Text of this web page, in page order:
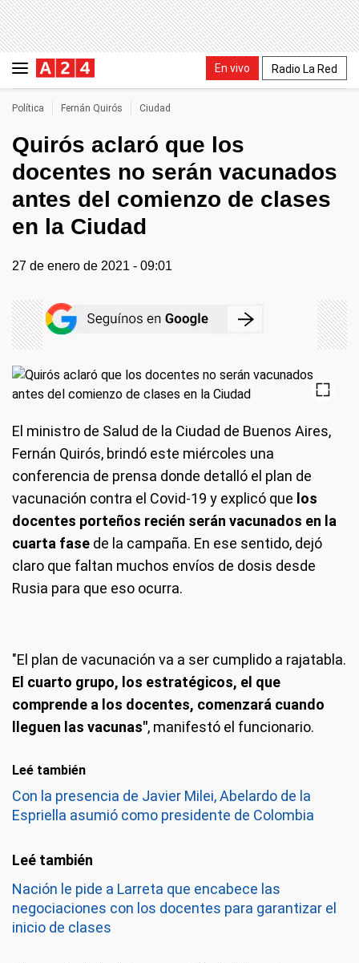
En vivo Radio La Red
Política Fernán Quirós Ciudad
Quirós aclaró que los
docentes no serán vacunados
antes del comienzo de clases
en la Ciudad
27 de enero de 2021 - 09:01
El ministro de Salud de la Ciudad de Buenos Aires,
Fernán Quirós, brindó este miércoles una
conferencia de prensa donde detalló el plan de
vacunación contra el Covid-19 y explicó que los
docentes porteños recién serán vacunados en la
cuarta fase de la campaña. En ese sentido, dejó
claro que faltan muchos envíos de dosis desde
Rusia para que eso ocurra.
"El plan de vacunación va a ser cumplido a rajatabla.
El cuarto grupo, los estratégicos, el que
comprende a los docentes, comenzará cuando
lleguen las vacunas", manifestó el funcionario.
Leé también
Con la presencia de Javier Milei, Abelardo de la
Espriella asumió como presidente de Colombia
Nación le pide a Larreta que encabece las
negociaciones con los docentes para garantizar el
inicio de clases